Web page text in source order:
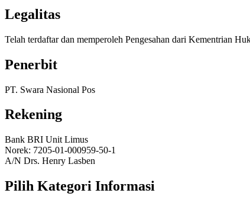
Legalitas
Telah terdaftar dan memperoleh Pengesahan dari Kementrian
Penerbit
PT. Swara Nasional Pos
Rekening
Bank BRI Unit Limus
Norek: 7205-01-000959-50-1
A/N Drs. Henry Lasben
Pilih Kategori Informasi